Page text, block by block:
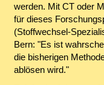
werden. Mit CT oder
für dieses
(Stoffwechsel-
Bern: "Es ist
die bisherigen
ablösen wird."